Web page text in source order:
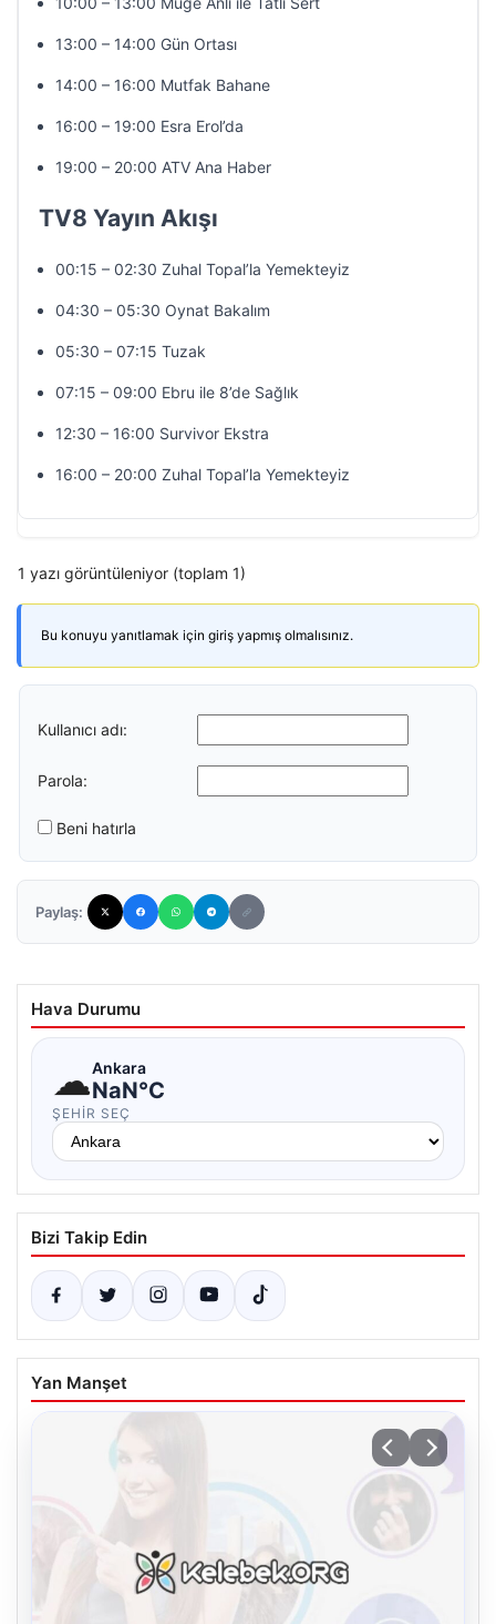
13:00 – 14:00 Gün Ortası
14:00 – 16:00 Mutfak Bahane
16:00 – 19:00 Esra Erol’da
19:00 – 20:00 ATV Ana Haber
TV8 Yayın Akışı
00:15 – 02:30 Zuhal Topal’la Yemekteyiz
04:30 – 05:30 Oynat Bakalım
05:30 – 07:15 Tuzak
07:15 – 09:00 Ebru ile 8’de Sağlık
12:30 – 16:00 Survivor Ekstra
16:00 – 20:00 Zuhal Topal’la Yemekteyiz
1 yazı görüntüleniyor (toplam 1)
Bu konuyu yanıtlamak için giriş yapmış olmalısınız.
Kullanıcı adı:
Parola:
Beni hatırla
Paylaş:
Hava Durumu
☁Ankara
NaN°C
ŞEHIR SEÇ
Bizi Takip Edin
Yan Manşet